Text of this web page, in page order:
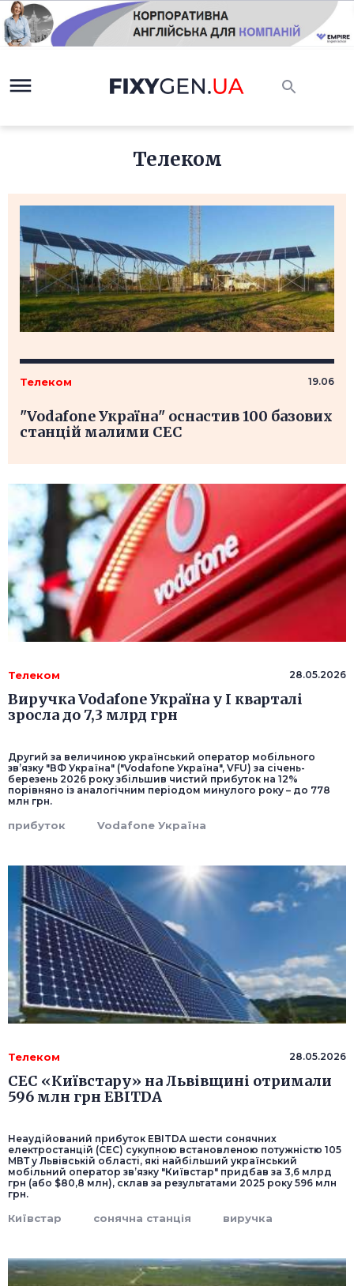
Телеком
Телеком 19.06
"Vodafone Україна" оснастив 100 базових
станцій малими СЕС
Телеком 28.05.2026
Виручка Vodafone Україна у I кварталі
зросла до 7,3 млрд грн
Другий за величиною український оператор мобільного
зв’язку "ВФ Україна" ("Vodafone Україна", VFU) за січень-
березень 2026 року збільшив чистий прибуток на 12%
порівняно із аналогічним періодом минулого року – до 778
млн грн.
прибуток Vodafone Україна
Телеком 28.05.2026
СЕС «Київстару» на Львівщині отримали
596 млн грн EBITDA
Неаудійований прибуток EBITDA шести сонячних
електростанцій (СЕС) сукупною встановленою потужністю 105
МВТ у Львівській області, які найбільший український
мобільний оператор зв’язку "Київстар" придбав за 3,6 млрд
грн (або $80,8 млн), склав за результатами 2025 року 596 млн
грн.
Київстар сонячна станція виручка